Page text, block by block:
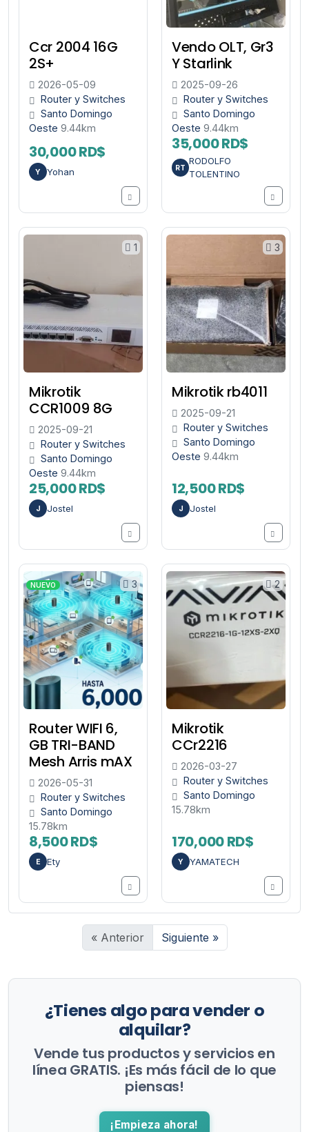
Ccr 2004 16G
2S+
2026-05-09
Router y Switches
Santo Domingo
Oeste 9.44km
30,000 RD$
Y Yohan
Vendo OLT, Gr3
Y Starlink
2025-09-26
Router y Switches
Santo Domingo
Oeste 9.44km
35,000 RD$
RT
RODOLFO
TOLENTINO
1
Mikrotik
CCR1009 8G
2025-09-21
Router y Switches
Santo Domingo
Oeste 9.44km
25,000 RD$
J Jostel
3
Mikrotik rb4011
2025-09-21
Router y Switches
Santo Domingo
Oeste 9.44km
12,500 RD$
J Jostel
3
NUEVO
Router WIFI 6,
GB TRI-BAND
Mesh Arris mAX
2026-05-31
Router y Switches
Santo Domingo
15.78km
8,500 RD$
E Ety
2
Mikrotik
CCr2216
2026-03-27
Router y Switches
Santo Domingo
15.78km
170,000 RD$
Y YAMATECH
« Anterior Siguiente »
¿Tienes algo para vender o
alquilar?
Vende tus productos y servicios en
línea GRATIS. ¡Es más fácil de lo que
piensas!
¡Empieza ahora!